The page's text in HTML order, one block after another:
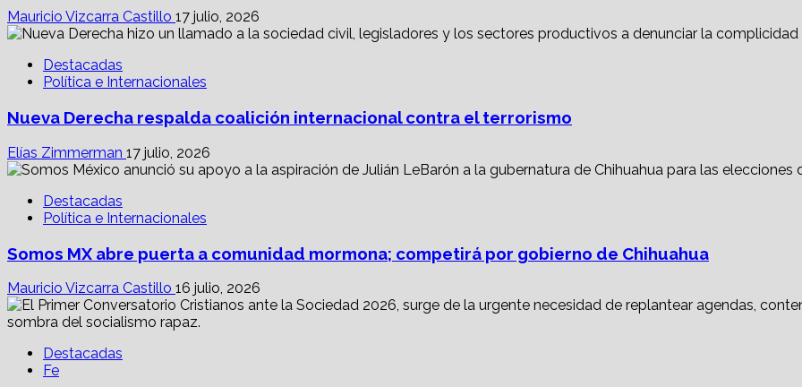
Mauricio Vizcarra Castillo 17 julio, 2026
Destacadas
Política e Internacionales
Nueva Derecha respalda coalición internacional contra el terrorismo
Elías Zimmerman 17 julio, 2026
Destacadas
Política e Internacionales
Somos MX abre puerta a comunidad mormona; competirá por gobierno de Chihuahua
Mauricio Vizcarra Castillo 16 julio, 2026
Destacadas
Fe